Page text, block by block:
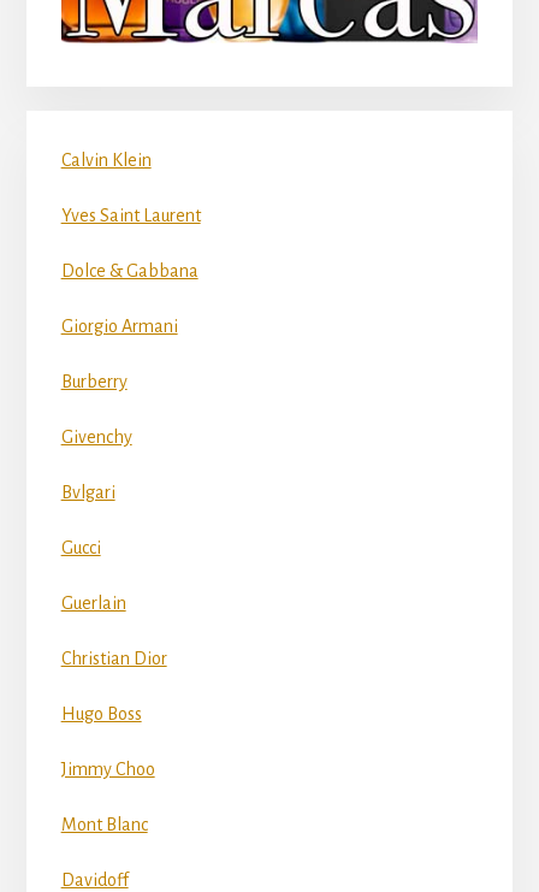
Calvin Klein
Yves Saint Laurent
Dolce & Gabbana
Giorgio Armani
Burberry
Givenchy
Bvlgari
Gucci
Guerlain
Christian Dior
Hugo Boss
Jimmy Choo
Mont Blanc
Davidoff